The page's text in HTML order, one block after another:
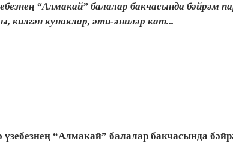
“Алмакай” балалар бакчасында бәйрәм
килгән кунаклар, әти-әниләр кат...
“Алмакай” балалар бакчасында